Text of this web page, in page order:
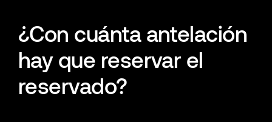
¿Con cuánta antelación
hay que reservar el
reservado?